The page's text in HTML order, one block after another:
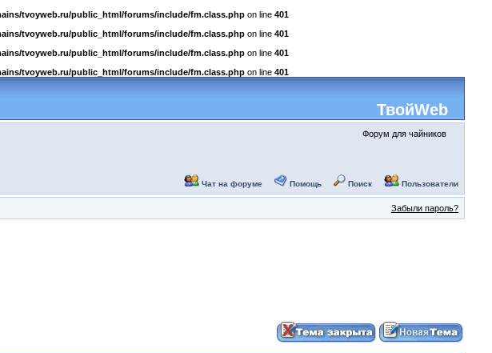
tvoyweb.ru/public_html/forums/include/fm.class.php on line 401
tvoyweb.ru/public_html/forums/include/fm.class.php on line 401
tvoyweb.ru/public_html/forums/include/fm.class.php on line 401
tvoyweb.ru/public_html/forums/include/fm.class.php on line 401
ТвойWeb
Форум для чайников
Чат на форуме Помощь Поиск Пользователи
Забыли пароль?